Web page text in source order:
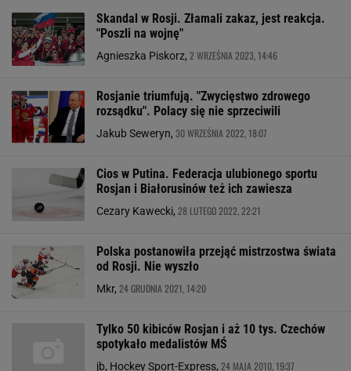
Skandal w Rosji. Złamali zakaz, jest reakcja.
"Poszli na wojnę"
Agnieszka Piskorz, 2 WRZEŚNIA 2023, 14:46
Rosjanie triumfują. "Zwycięstwo zdrowego
rozsądku". Polacy się nie sprzeciwili
Jakub Seweryn, 30 WRZEŚNIA 2022, 18:07
Cios w Putina. Federacja ulubionego sportu
Rosjan i Białorusinów też ich zawiesza
Cezary Kawecki, 28 LUTEGO 2022, 22:21
Polska postanowiła przejąć mistrzostwa świata
od Rosji. Nie wyszło
Mkr, 24 GRUDNIA 2021, 14:20
Tylko 50 kibiców Rosjan i aż 10 tys. Czechów
spotykało medalistów MŚ
jb, Hockey Sport-Express, 24 MAJA 2010, 19:37